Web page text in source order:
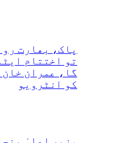
پاک، بھارت
تو اختتام
گا، عمران
کو انٹرویو